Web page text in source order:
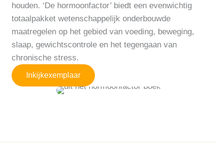
houden. ‘De hormoonfactor’ biedt een evenwichtig
totaalpakket wetenschappelijk onderbouwde
maatregelen op het gebied van voeding, beweging,
slaap, gewichtscontrole en het tegengaan van
chronische stress.
Inkijkexemplaar